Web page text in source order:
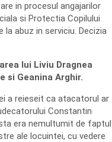
in procesul angajarilor
si Protectia Copilului
la abuz in serviciu. Decizia
lui Liviu Dragnea
si Geanina Arghir.
a reieseit ca atacatorul ar
Constantin
era nemultumit de faptul
ale locuintei, cu vedere